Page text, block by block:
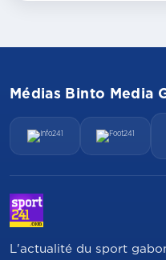
Médias Binto Media
L'actualité du sport